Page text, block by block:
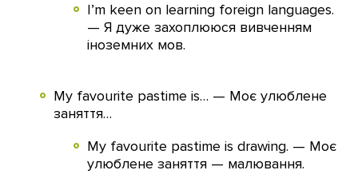
I’m keen on learning foreign languages.
— Я дуже захоплююся вивченням
іноземних мов.
My favourite pastime is… — Моє улюблене
заняття…
My favourite pastime is drawing. — Моє
улюблене заняття — малювання.